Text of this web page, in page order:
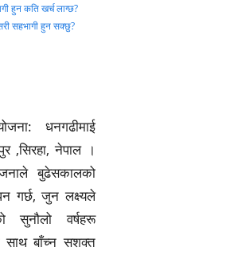
हुन कति खर्च लाग्छ?
सहभागी हुन सक्छु?
धनगढीमाई
,सिरहा, नेपाल ।
ले बुढेसकालको
गर्छ, जुन लक्ष्यले
सुनौलो वर्षहरू
साथ बाँच्न सशक्त